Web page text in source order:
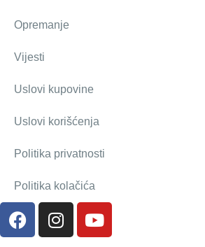
Opremanje
Vijesti
Uslovi kupovine
Uslovi korišćenja
Politika privatnosti
Politika kolačića